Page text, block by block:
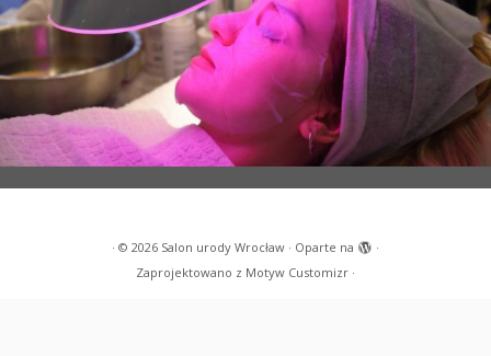
· © 2026 Salon urody Wrocław · Oparte na
·
Zaprojektowano z Motyw Customizr ·